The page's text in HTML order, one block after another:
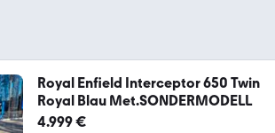
Royal Enfield Interceptor 650 Twin
Royal Blau Met.SONDERMODELL
4.999 €